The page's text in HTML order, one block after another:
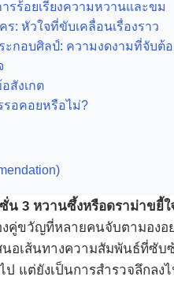
รร้อยเรียงความหวานและขม
ร: หัวใจที่ขับเคลื่อนเรื่องราว
ะกอบศิลป์: ความงดงามที่จับต้อ
สังเกต
อคอยหรือไม่?
น 3 หวานซึ้งหรือดราม่าขยี้ใ
งคู่ขวัญที่หลายคนจับตามองอ
นอเส้นทางความสัมพันธ์ที่ซั
ป แต่ยังเป็นการสำรวจลึกล